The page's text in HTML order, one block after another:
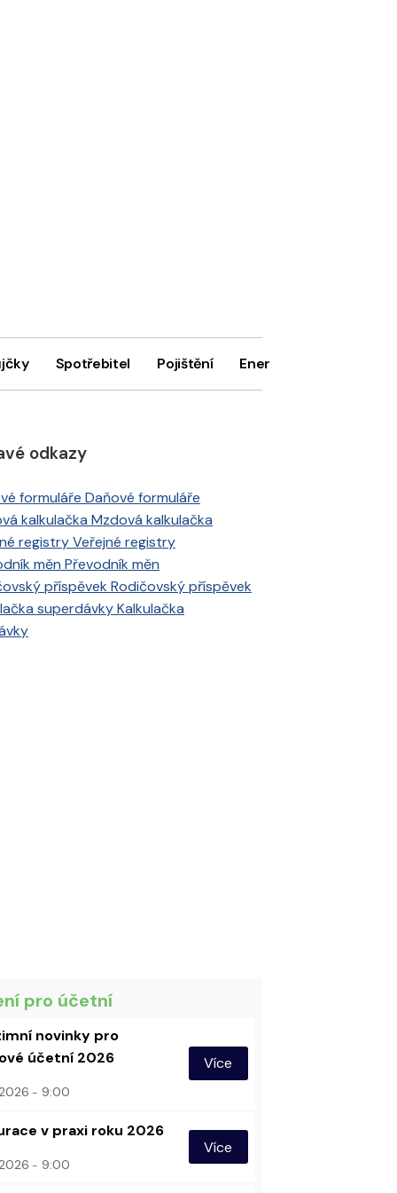
Spotřebitel Pojištění Energie
odkazy
Daňové formuláře
Mzdová kalkulačka
Veřejné registry
Převodník měn
Rodičovský příspěvek
Kalkulačka
pro účetní
novinky pro
účetní 2026
9:00
Více
v praxi roku 2026
9:00
Více